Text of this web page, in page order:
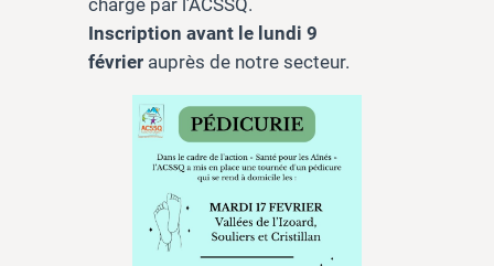
charge par l’ACSSQ.
Inscription avant le lundi 9
févrierauprès de notre secteur.